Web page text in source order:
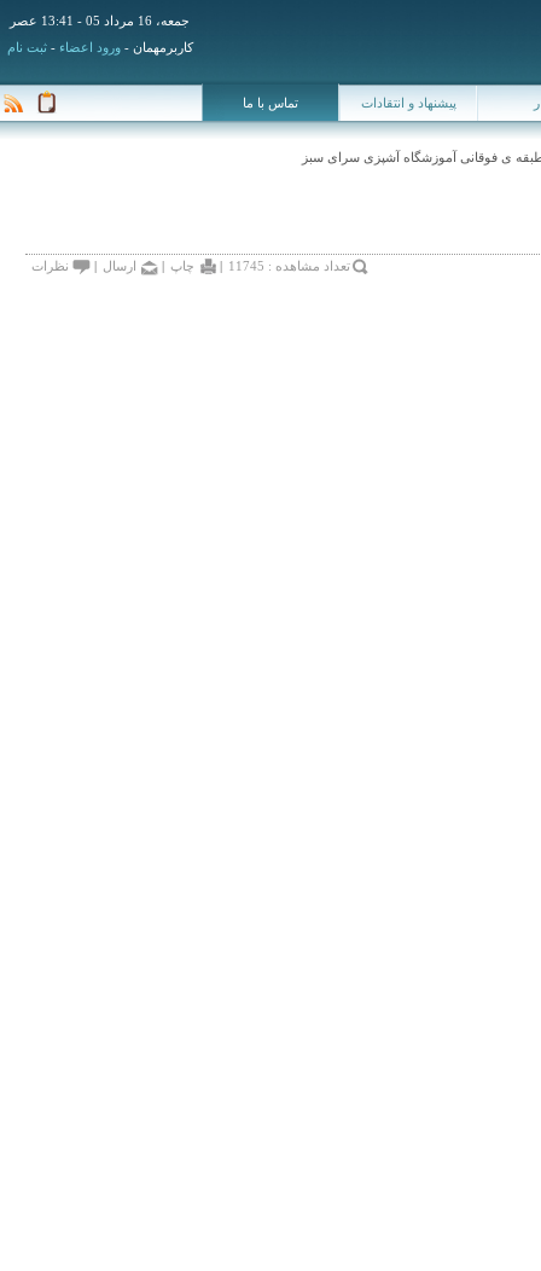
جمعه، 16 مرداد 05 -
13:41 عصر
كاربرمهمان -ورود اعضاء-ثبت نام
پيشنهاد و انتقادات تماس با ما
ی فوقانی آموزشگاه آشپزی سرای سبز
تعداد مشاهده : 11745 | چاپ | ارسال | نظرات